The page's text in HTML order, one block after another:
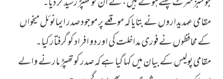
مقامی عہدیداروں نے بتایا کہ موقعے پر موجود صدر ایمانوئل میخواں
کے محافظوں نے فوری مداخلت کی اور دو افراد کو گرفتار کیا۔
مقامی پولیس کے بیان میں کہا گیا ہے کہ صدر کو تھپڑ مارنے والے